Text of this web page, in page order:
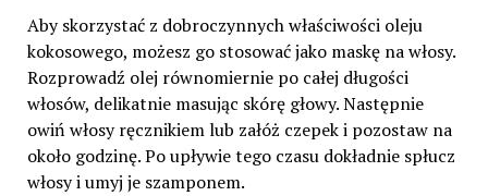
Aby skorzystać z dobroczynnych właściwości oleju
kokosowego, możesz go stosować jako maskę na włosy.
Rozprowadź olej równomiernie po całej długości
włosów, delikatnie masując skórę głowy. Następnie
owiń włosy ręcznikiem lub załóż czepek i pozostaw na
około godzinę. Po upływie tego czasu dokładnie spłucz
włosy i umyj je szamponem.